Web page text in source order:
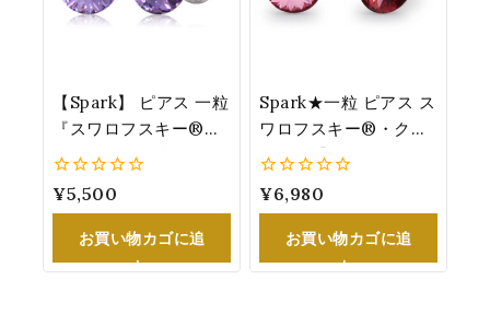
【Spark】 ピアス 一粒
『スワロフスキー®・
クリスタル』 煌めくラ
オレット 誕生日 プレ
ゼント 6.2mm
K1122SS29V
0
5
¥5,500
お買い物カゴに追
加
Spark★一粒 ピアス ス
ワロフスキー®・クリ
スタル『アンティー
女性 プレゼント
K1122SS39AP
0
5
¥6,980
お買い物カゴに追
加